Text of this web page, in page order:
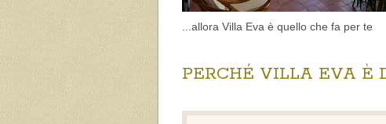
...allora Villa Eva è quello che fa per te
PERCHÉ VILLA EVA È